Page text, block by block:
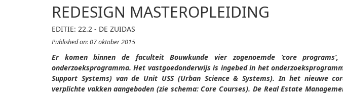
REDESIGN MASTEROPLEIDING
EDITIE: 22.2 - DE ZUIDAS
Published on: 07 oktober 2015
Er komen binnen de faculteit Bouwkunde vier zogenoemde ’core
onderzoeksprogramma. Het vastgoedonderwijs is ingebed in het
Support Systems) van de Unit USS (Urban Science & Systems). In het nieuwe
verplichte vakken aangeboden (zie schema: Core Courses). De Real Estate